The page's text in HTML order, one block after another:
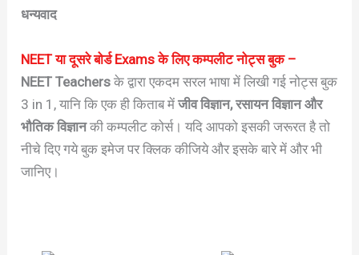
धन्यवाद
NEET या दूसरे बोर्ड Exams के लिए कम्पलीट नोट्स बुक –
NEET Teachers के द्वारा एकदम सरल भाषा में लिखी गई नोट्स बुक
3 in 1, यानि कि एक ही किताब मेंजीव विज्ञान, रसायन विज्ञान और
भौतिक विज्ञानकी कम्पलीट कोर्स। यदि आपको इसकी जरूरत है तो
नीचे दिए गये बुक इमेज पर क्लिक कीजिये और इसके बारे में और भी
जानिए।